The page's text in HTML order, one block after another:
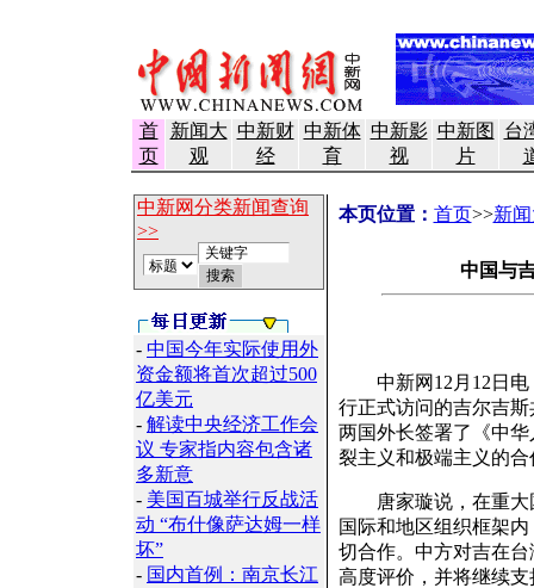
首
页
新闻大
观
中新财
经
中新体
育
中新影
视
中新图
片
台
中新网分类新闻查询
>>
- 中国今年实际使用外
资金额将首次超过500
亿美元
- 解读中央经济工作会
议 专家指内容包含诸
多新意
- 美国百城举行反战活
动 “布什像萨达姆一样
坏”
- 国内首例：南京长江
本页位置： 首页>>新
中国与
中新网12月12日电
行正式访问的吉尔吉
两国外长签署了《中
裂主义和极端主义的
唐家璇说，在重大
国际和地区组织框架
切合作。中方对吉在
高度评价，并将继续